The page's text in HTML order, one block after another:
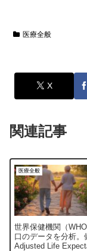
医療全般
X
関連記事
医療全般
世界保健機関（
口のデータを分析
Adjusted Life